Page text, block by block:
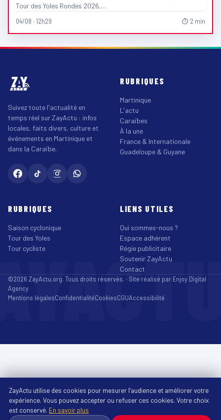
Tour des Yoles Rondes 2026,…
04/08 · 12h29 ⏱ 2 min
Suivez toute l'actualité en
temps réel sur ZayActu : infos
locales, faits divers, culture et
événements en Martinique et
dans la Caraïbe.
RUBRIQUES
Martinique
L'actu
Caraïbes
À la une
France & Internationale
Guadeloupe & Guyane
RUBRIQUES
Saison cyclonique
Tour des Yoles
Tour cycliste
LIENS UTILES
Qui sommes-nous ?
Espace adhérent
Régie publicitaire
Soutenir ZayActu
Contact
©2026 ZayActu.org. Tous droits réservés. · Site réalisé par Enjoy Digital
Agency
Mentions légalesConfidentialitéCookiesCGUAccessibilité
ZayActu utilise des cookies pour mesurer l’audience et améliorer votre
expérience. Vous pouvez accepter ou refuser ces cookies. Votre choix
est conservé. En savoir plus